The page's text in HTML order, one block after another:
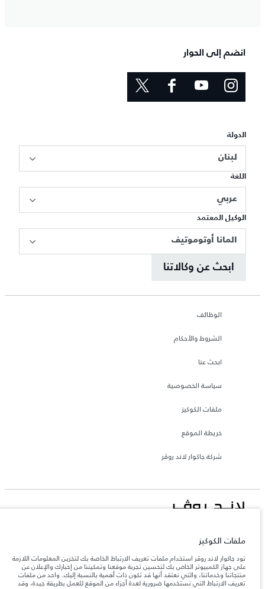
انضم إلى الحوار
الدولة
لبنان
اللغة
عربي
الوكيل المعتمد
المانا أوتوموتيف
ابحث عن وكالاتنا
الوظائف
الشروط والأحكام
ابحث عنا
سياسة الخصوصية
ملفات الكوكيز
خريطة الموقع
شركة جاكوار لاند روڤر
لبنان, المانا أوتوموتيف
تعكس الأوزان المذكورة مواصفات السيارة القياسية. سوف تؤثر الإكسسوارات وغيرها من
العناصر المثبتة بعد نقطة التصنيع في الحمولة. تأكد من عدم تجاوز الوزن الإجمالي للسيارة
والحد الأقصى لأحمال المحور عند تحميل السيارة بالإكسسوارات والركاب والسوائل والوقود
والحمولة.
ملفات الكوكيز
تود جاكوار لاند روڤر استخدام ملفات تعريف الارتباط الخاصة بك لتخزين المعلومات اللازمة
على جهاز الكمبيوتر الخاص بك لتحسين تجربة موقعنا وتمكيننا من إخبارك والإعلان عن
منتجاتنا وخدماتنا، والتي نعتقد أنها قد تكون ذات أهمية بالنسبة إليك. واحد من ملفات
تعريف الارتباط التي نستخدمها ضرورية لعدة أجزاء من الموقع للعمل بطريقة جيدة، وقد